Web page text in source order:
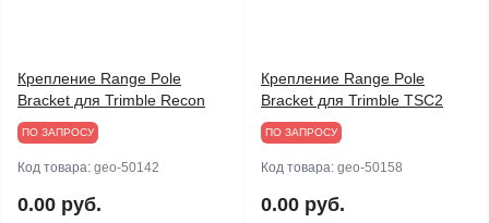
Крепление Range Pole
Bracket для Trimble Recon
ПО ЗАПРОСУ
Код товара: geo-50142
0.00 руб.
Крепление Range Pole
Bracket для Trimble TSC2
ПО ЗАПРОСУ
Код товара: geo-50158
0.00 руб.